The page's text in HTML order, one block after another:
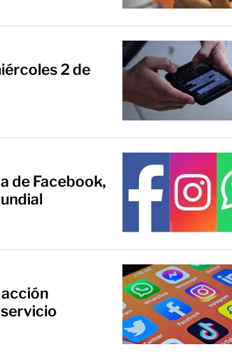
2 de
de Facebook,